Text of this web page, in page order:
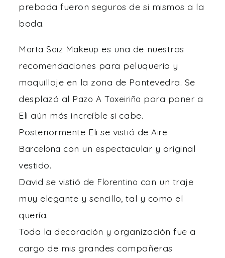
preboda fueron seguros de si mismos a la
boda.
Marta Saiz Makeup es una de nuestras
recomendaciones para peluquería y
maquillaje en la zona de Pontevedra. Se
desplazó al Pazo A Toxeiriña para poner a
Eli aún más increíble si cabe.
Posteriormente Eli se vistió deAire
Barcelona con un espectacular y original
vestido.
David se vistió de Florentino con un traje
muy elegante y sencillo, tal y como el
quería.
Toda la decoración y organización fue a
cargo de mis grandes compañeras